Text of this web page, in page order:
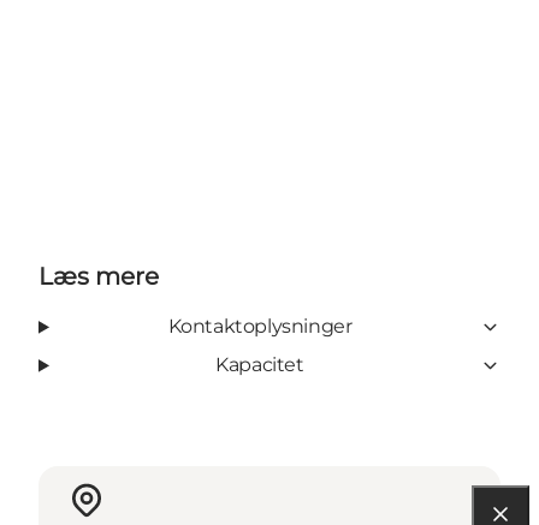
Læs mere
Kontaktoplysninger
Kapacitet